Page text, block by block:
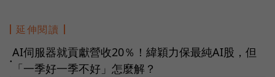
延伸閱讀
●
AI伺服器就貢獻營收20％！緯穎力保最純AI股，但
「一季好一季不好」怎麼解？